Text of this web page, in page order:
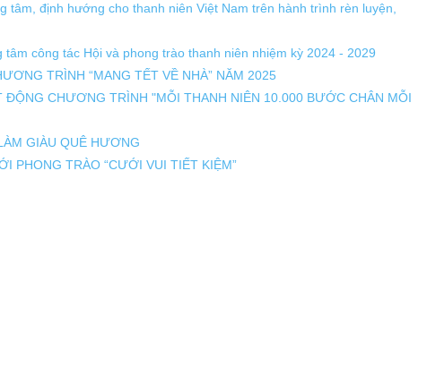
tâm, định hướng cho thanh niên Việt Nam trên hành trình rèn luyện,
công tác Hội và phong trào thanh niên nhiệm kỳ 2024 - 2029
TRÌNH “MANG TẾT VỀ NHÀ” NĂM 2025
ĐỘNG CHƯƠNG TRÌNH "MỖI THANH NIÊN 10.000 BƯỚC CHÂN MỖI
GIÀU QUÊ HƯƠNG
PHONG TRÀO “CƯỚI VUI TIẾT KIỆM”